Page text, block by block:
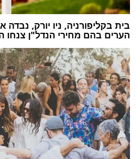
בית בקליפורניה, ניו יורק, נבדה
הערים בהם מחירי הנדל"ן צנחו